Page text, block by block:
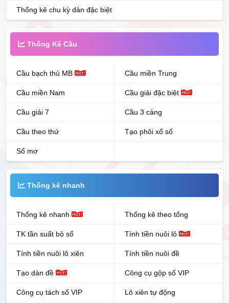
Thống kê chu kỳ dàn đặc biệt
Thống Kê Cầu
Cầu bạch thủ MB Cầu miền Trung
Cầu miền Nam Cầu giải đặc biệt
Cầu giải 7 Cầu 3 càng
Cầu theo thứ Tạo phôi xổ số
Sổ mơ
Thống kê nhanh
Thống kê nhanh Thống kê theo tổng
TK tần suất bộ số Tính tiền nuôi lô
Tính tiền nuôi lô xiên Tính tiền nuôi đề
Tạo dàn đề Công cụ gộp số VIP
Công cụ tách số VIP Lô xiên tự động